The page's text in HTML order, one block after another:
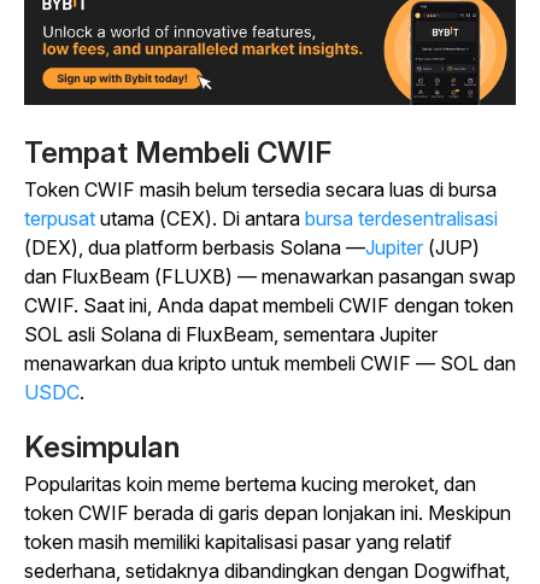
Tempat Membeli CWIF
Token CWIF masih belum tersedia secara luas di bursa
terpusat utama (CEX). Di antara bursa terdesentralisasi
(DEX), dua platform berbasis Solana —Jupiter (JUP)
dan FluxBeam (FLUXB) — menawarkan pasangan swap
CWIF. Saat ini, Anda dapat membeli CWIF dengan token
SOL asli Solana di FluxBeam, sementara Jupiter
menawarkan dua kripto untuk membeli CWIF — SOL dan
USDC.
Kesimpulan
Popularitas koin meme bertema kucing meroket, dan
token CWIF berada di garis depan lonjakan ini. Meskipun
token masih memiliki kapitalisasi pasar yang relatif
sederhana, setidaknya dibandingkan dengan Dogwifhat,